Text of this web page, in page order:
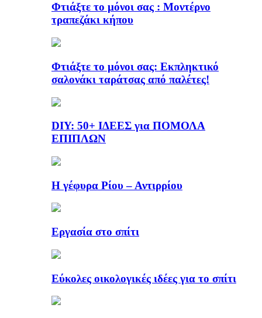
Φτιάξτε το μόνοι σας : Μοντέρνο
τραπεζάκι κήπου
Φτιάξτε το μόνοι σας: Εκπληκτικό
σαλονάκι ταράτσας από παλέτες!
DIY: 50+ ΙΔΕΕΣ για ΠΟΜΟΛΑ
ΕΠΙΠΛΩΝ
Η γέφυρα Ρίου – Αντιρρίου
Εργασία στο σπίτι
Εύκολες οικολογικές ιδέες για το σπίτι